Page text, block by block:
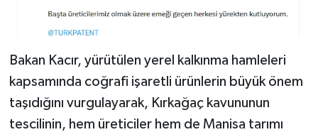
Bakan Kacır, yürütülen yerel kalkınma hamleleri
kapsamında coğrafi işaretli ürünlerin büyük önem
taşıdığını vurgulayarak, Kırkağaç kavununun
tescilinin, hem üreticiler hem de Manisa tarımı